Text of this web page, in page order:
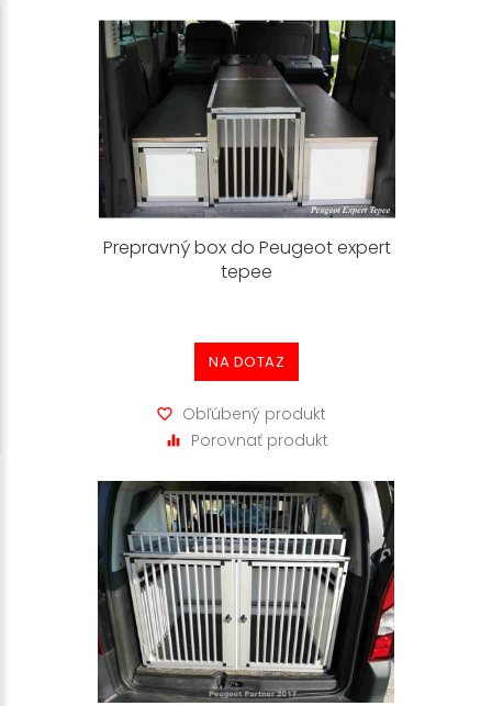
Prepravný box do Peugeot expert
tepee
NA DOTAZ
Obľúbený produkt
Porovnať produkt